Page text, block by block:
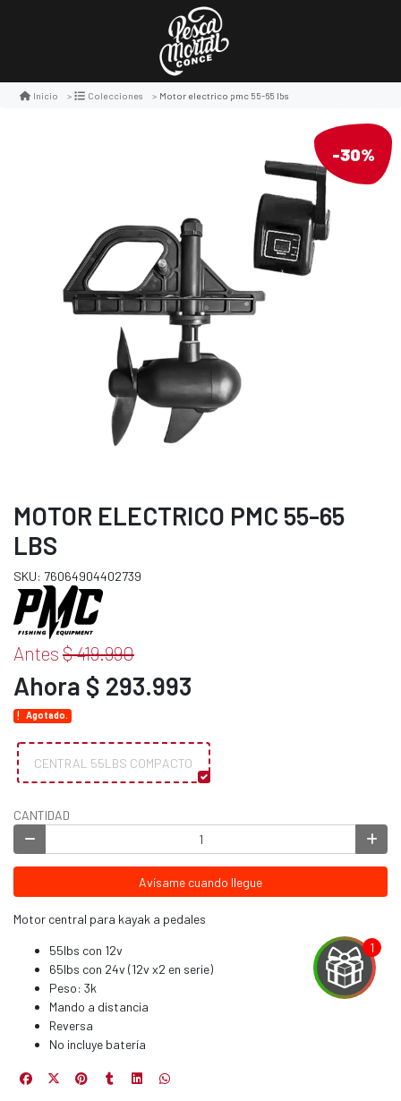
Inicio Colecciones Motor electrico pmc 55-65 lbs
-30%
MOTOR ELECTRICO PMC 55-65
LBS
SKU: 76064904402739
Antes $ 419.990
Ahora $ 293.993
Agotado.
CENTRAL 55LBS COMPACTO
CANTIDAD
Avísame cuando llegue
Motor central para kayak a pedales
55lbs con 12v
65lbs con 24v (12v x2 en serie)
Peso: 3k
Mando a distancia
Reversa
No incluye batería